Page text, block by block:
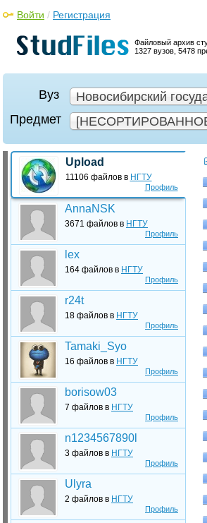
Файловый архив
1327 вузов, 5478
Войти / Регистрация
Вуз
Новосибирский
Предмет
Профиль
Upload
11106 файлов в НГТУ
Профиль
AnnaNSK
3671 файлов в НГТУ
Профиль
lex
164 файлов в НГТУ
Профиль
r24t
18 файлов в НГТУ
Профиль
Tamaki_Syo
16 файлов в НГТУ
Профиль
borisow03
7 файлов в НГТУ
Профиль
n1234567890l
3 файлов в НГТУ
Профиль
Ulyra
2 файлов в НГТУ